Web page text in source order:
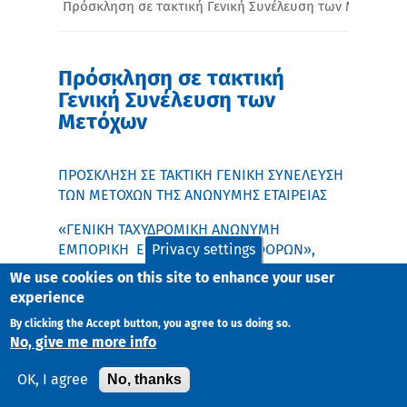
Πρόσκληση σε τακτική Γενική Συνέλευση των Μετόχων
Πρόσκληση σε τακτική
Γενική Συνέλευση των
Μετόχων
ΠΡΟΣΚΛΗΣΗ ΣΕ ΤΑΚΤΙΚΗ ΓΕΝΙΚΗ ΣΥΝΕΛΕΥΣΗ
ΤΩΝ ΜΕΤΟΧΩΝ ΤΗΣ ΑΝΩΝΥΜΗΣ ΕΤΑΙΡΕΙΑΣ
«ΓΕΝΙΚΗ ΤΑΧΥΔΡΟΜΙΚΗ ΑΝΩΝΥΜΗ
ΕΜΠΟΡΙΚΗ ΕΤΑΙΡΙΑ ΤΑΧΥΜΕΤΑΦΟΡΩΝ»,
με δ.τ. «ΓΕΝΙΚΗ ΤΑΧΥΔΡΟΜΙΚΗ Α.Ε.Ε.»,
ΑΡ.Μ.Α.Ε. 41835/02/Β/98/53(2005), ΓΕΜΗ
044421607000
Διοικητικό Συμβούλιο της Εταιρείας
Privacy settings
We use cookies on this site to enhance your user
experience
By clicking the Accept button, you agree to us doing so.
No, give me more info
OK, I agree No, thanks